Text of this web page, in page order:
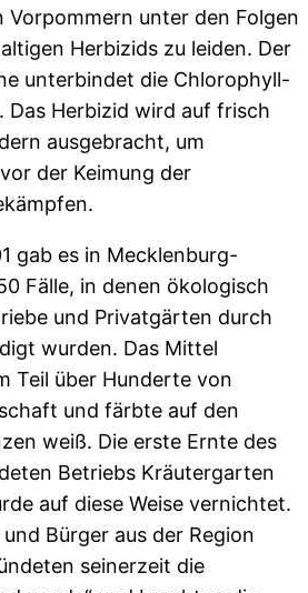
Vorpommern unter den Folgen
Herbizids zu leiden. Der
unterbindet die Chlorophyll-
Das Herbizid wird auf frisch
ausgebracht, um
der Keimung der
gab es in Mecklenburg-
Fälle, in denen ökologisch
und Privatgärten durch
wurden. Das Mittel
Teil über Hunderte von
und färbte auf den
weiß. Die erste Ernte des
Betriebs Kräutergarten
auf diese Weise vernichtet.
Bürger aus der Region
seinerzeit die